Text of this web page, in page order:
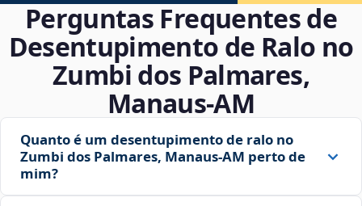
Perguntas Frequentes de
Desentupimento de Ralo no
Zumbi dos Palmares,
Manaus‑AM
Quanto é um desentupimento de ralo no
Zumbi dos Palmares, Manaus‑AM perto de
mim?